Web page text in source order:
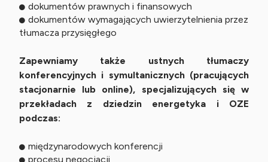
dokumentów prawnych i finansowych
dokumentów wymagających uwierzytelnienia przez
tłumacza przysięgłego
Zapewniamy także ustnych tłumaczy
konferencyjnych i symultanicznych (pracujących
stacjonarnie lub online), specjalizujących się w
przekładach z dziedzin energetyka i OZE
podczas:
międzynarodowych konferencji
procesu negocjacji